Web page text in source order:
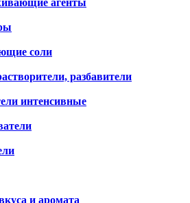
агенты
соли
разбавители
интенсивные
и аромата